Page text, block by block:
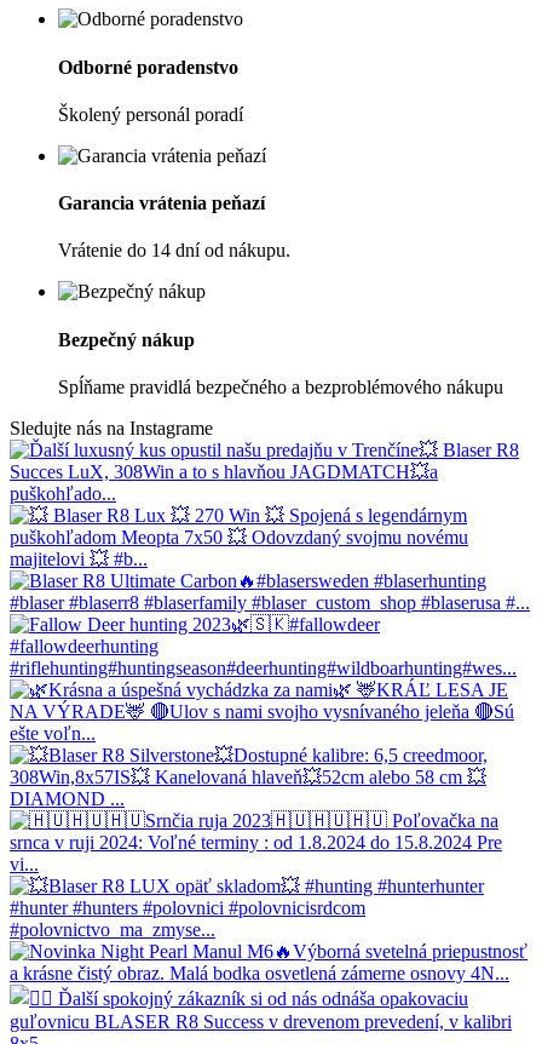
Odborné poradenstvo
Školený personál poradí
Garancia vrátenia peňazí
Vrátenie do 14 dní od nákupu.
Bezpečný nákup
Spĺňame pravidlá bezpečného a bezproblémového nákupu
Sledujte nás na Instagrame